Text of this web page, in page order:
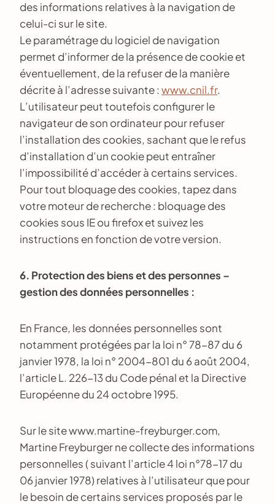
des informations relatives à la navigation de
celui-ci sur le site.
Le paramétrage du logiciel de navigation
permet d’informer de la présence de cookie et
éventuellement, de la refuser de la manière
décrite à l’adresse suivante : www.cnil.fr.
L’utilisateur peut toutefois configurer le
navigateur de son ordinateur pour refuser
l’installation des cookies, sachant que le refus
d’installation d’un cookie peut entraîner
l’impossibilité d’accéder à certains services.
Pour tout bloquage des cookies, tapez dans
votre moteur de recherche : bloquage des
cookies sous IE ou firefox et suivez les
instructions en fonction de votre version.
6. Protection des biens et des personnes –
gestion des données personnelles :
En France, les données personnelles sont
notamment protégées par la loi n° 78-87 du 6
janvier 1978, la loi n° 2004-801 du 6 août 2004,
l’article L. 226-13 du Code pénal et la Directive
Européenne du 24 octobre 1995.
Sur le site www.martine-freyburger.com,
Martine Freyburger ne collecte des informations
personnelles ( suivant l’article 4 loi n°78-17 du
06 janvier 1978) relatives à l’utilisateur que pour
le besoin de certains services proposés par le